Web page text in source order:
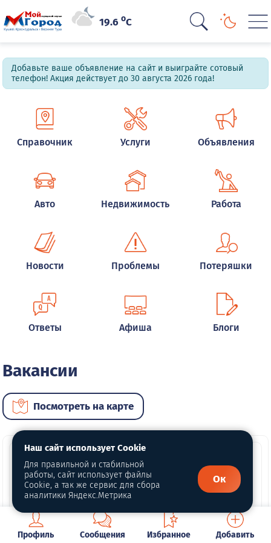
19.6oC
Добавьте ваше объявление на сайт и выиграйте сотовый
телефон! Акция действует до 30 августа 2026 года!
Справочник Услуги Объявления
Авто Недвижимость Работа
Новости Проблемы Потеряшки
Ответы Афиша Блоги
Вакансии
Посмотреть на карте
Профиль Сообщения Избранное Добавить
Наш сайт использует Cookie
Для правильной и стабильной
работы, сайт использует файлы
Cookie, а так же сервис для сбора
аналитики Яндекс.Метрика
Ок